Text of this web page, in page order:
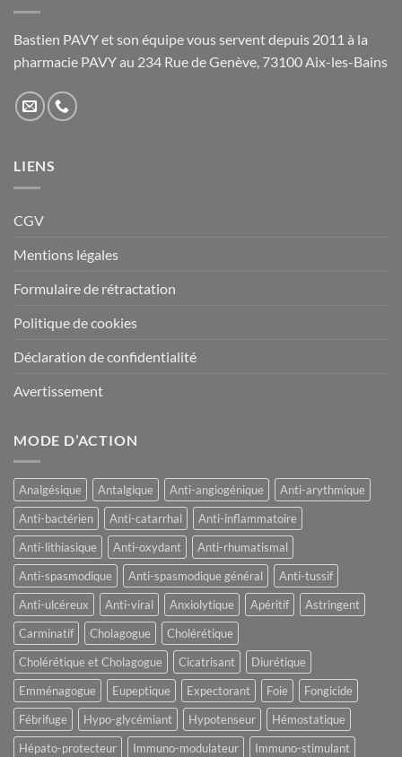
Bastien PAVY et son équipe vous servent depuis 2011 à la
pharmacie PAVY au 234 Rue de Genève, 73100 Aix-les-Bains
LIENS
CGV
Mentions légales
Formulaire de rétractation
Politique de cookies
Déclaration de confidentialité
Avertissement
MODE D’ACTION
Analgésique Antalgique Anti-angiogénique
Anti-arythmique
Anti-bactérien
Anti-catarrhal
Anti-inflammatoire
Anti-lithiasique
Anti-oxydant
Anti-rhumatismal
Anti-spasmodique
Anti-spasmodique général
Anti-tussif
Anti-ulcéreux
Anti-viral Anxiolytique Apéritif
Astringent
Carminatif
Cholagogue
Cholérétique
Cholérétique et Cholagogue
Cicatrisant
Diurétique
Emménagogue
Eupeptique Expectorant Foie
Fongicide
Fébrifuge
Hypo-glycémiant Hypotenseur
Hémostatique
Hépato-protecteur
Immuno-modulateur
Immuno-stimulant